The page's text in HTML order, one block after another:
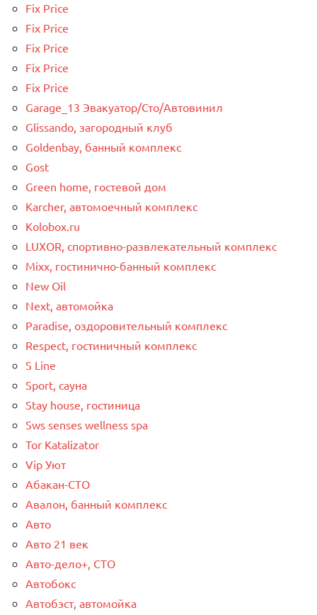
Fix Price
Fix Price
Fix Price
Fix Price
Fix Price
Garage_13 Эвакуатор/Сто/Автовинил
Glissando, загородный клуб
Goldenbay, банный комплекс
Gost
Green home, гостевой дом
Karcher, автомоечный комплекс
Kolobox.ru
LUXOR, спортивно-развлекательный комплекс
Mixx, гостинично-банный комплекс
New Oil
Next, автомойка
Paradise, оздоровительный комплекс
Respect, гостиничный комплекс
S Line
Sport, сауна
Stay house, гостиница
Sws senses wellness spa
Tor Katalizator
Vip Уют
Абакан-СТО
Авалон, банный комплекс
Авто
Авто 21 век
Авто-дело+, СТО
Автобокс
Автобэст, автомойка